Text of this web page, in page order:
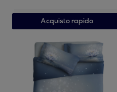
Acquisto rapido